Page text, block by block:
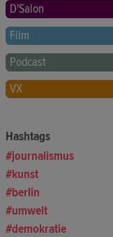
D'Salon
Film
Podcast
VX
Hashtags
journalismus
kunst
berlin
umwelt
demokratie